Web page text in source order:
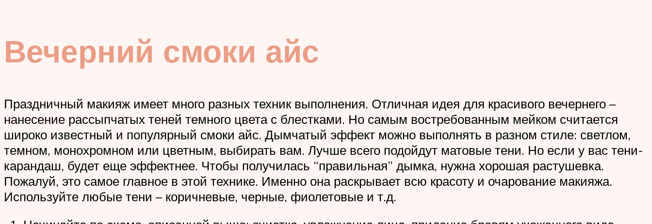
Вечерний смоки айс
Праздничный макияж имеет много разных техник выполнения. Отличная идея для красивого вечернего –
нанесение рассыпчатых теней темного цвета с блестками. Но самым востребованным мейком считается
широко известный и популярный смоки айс. Дымчатый эффект можно выполнять в разном стиле: светлом,
темном, монохромном или цветным, выбирать вам. Лучше всего подойдут матовые тени. Но если у вас тени-
карандаш, будет еще эффектнее. Чтобы получилась “правильная” дымка, нужна хорошая растушевка.
Пожалуй, это самое главное в этой технике. Именно она раскрывает всю красоту и очарование макияжа.
Используйте любые тени – коричневые, черные, фиолетовые и т.д.